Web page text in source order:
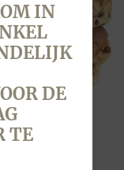
BOL, WIT
5 STUKS
IN
DE
TE